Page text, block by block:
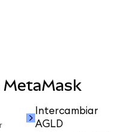
MetaMask
Intercambiar
AGLD